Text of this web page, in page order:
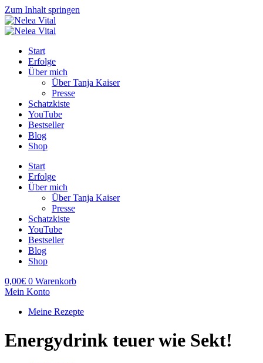
Zum Inhalt springen
Start
Erfolge
Über mich
Über Tanja Kaiser
Presse
Schatzkiste
YouTube
Bestseller
Blog
Shop
Start
Erfolge
Über mich
Über Tanja Kaiser
Presse
Schatzkiste
YouTube
Bestseller
Blog
Shop
0,00€ 0 Warenkorb
Mein Konto
Meine Rezepte
Energydrink teuer wie Sekt!